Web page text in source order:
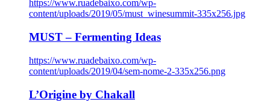
https://www.ruadebaixo.com/wp-
content/uploads/2019/05/must_winesummit-335x256.jpg
MUST – Fermenting Ideas
https://www.ruadebaixo.com/wp-
content/uploads/2019/04/sem-nome-2-335x256.png
L’Origine by Chakall